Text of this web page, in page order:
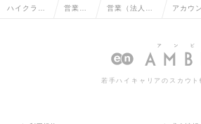
ハイクラス 営業系 営業（法人向 アカウ
若手ハイキャリアのスカウト